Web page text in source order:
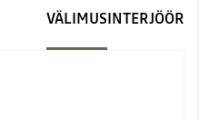
VÄLIMUSINTERJÖÖR